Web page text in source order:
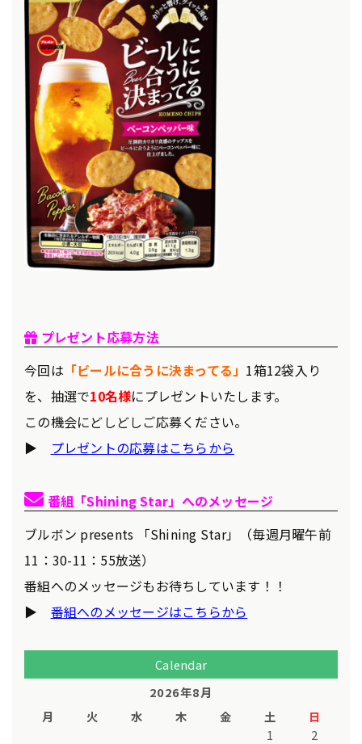
🎁 プレゼント応募方法
今回は 「ビールに合うに決まってる」 1箱12袋入り
を、抽選で10名様にプレゼントいたします。
この機会にどしどしご応募ください。
▶
プレゼントの応募はこちらから
✉ 番組「Shining Star」へのメッセージ
ブルボン presents 「Shining Star」（毎週月曜午前
11：30-11：55放送）
番組へのメッセージもお待ちしています！！
▶ 番組へのメッセージはこちらから
Calendar
2026年8月
月
火 水 木 金 土 日
1
2